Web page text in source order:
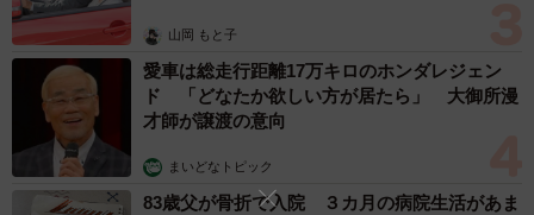
口座の凍結とは？
金融機関は、口座の名義人が亡くなったことが判明した時
点で、すぐに口座を凍結します。
口座の凍結は、相続手続きが行なわれる前に勝手に引き出
山岡 もと子
愛車は総走行距離17万キロのホンダレジェン
ド 「どなたか欲しい方が居たら」 大御所漫
才師が譲渡の意向
まいどなトピック
83歳父が骨折で入院 ３カ月の病院生活があま